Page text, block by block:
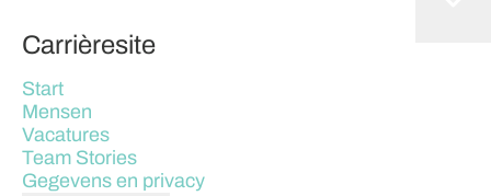
Carrièresite
Start
Mensen
Vacatures
Team Stories
Gegevens en privacy